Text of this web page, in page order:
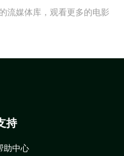
流媒体库，观看更多的电影
持
助中心